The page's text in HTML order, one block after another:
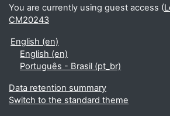
You are currently using guest access (
CM20243
English ‎(en)‎
English ‎(en)‎
Português - Brasil ‎(pt_br)‎
Data retention summary
Switch to the standard theme